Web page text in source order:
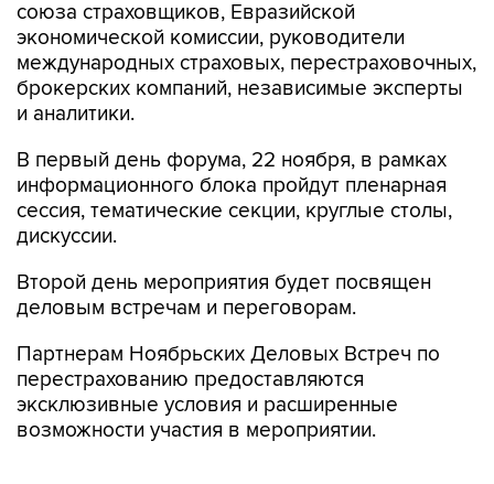
союза страховщиков, Евразийской
экономической комиссии, руководители
международных страховых, перестраховочных,
брокерских компаний, независимые эксперты
и аналитики.
В первый день форума, 22 ноября, в рамках
информационного блока пройдут пленарная
сессия, тематические секции, круглые столы,
дискуссии.
Второй день мероприятия будет посвящен
деловым встречам и переговорам.
Партнерам Ноябрьских Деловых Встреч по
перестрахованию предоставляются
эксклюзивные условия и расширенные
возможности участия в мероприятии.